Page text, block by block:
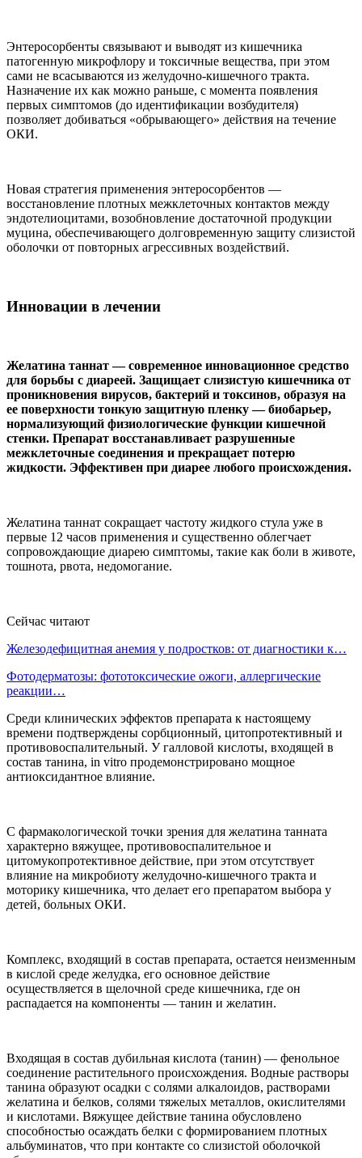
Энтеросорбенты связывают и выводят из кишечника
патогенную микрофлору и токсичные вещества, при этом
сами не всасываются из желудочно-кишечного тракта.
Назначение их как можно раньше, с момента появления
первых симптомов (до идентификации возбудителя)
позволяет добиваться «обрывающего» действия на течение
ОКИ.
Новая стратегия применения энтеросорбентов —
восстановление плотных межклеточных контактов между
эндотелиоцитами, возобновление достаточной продукции
муцина, обеспечивающего долговременную защиту слизистой
оболочки от повторных агрессивных воздействий.
Инновации в лечении
Желатина таннат — современное инновационное средство
для борьбы с диареей. Защищает слизистую кишечника от
проникновения вирусов, бактерий и токсинов, образуя на
ее поверхности тонкую защитную пленку — биобарьер,
нормализующий физиологические функции кишечной
стенки. Препарат восстанавливает разрушенные
межклеточные соединения и прекращает потерю
жидкости. Эффективен при диарее любого происхождения.
Желатина таннат сокращает частоту жидкого стула уже в
первые 12 часов применения и существенно облегчает
сопровождающие диарею симптомы, такие как боли в животе,
тошнота, рвота, недомогание.
Сейчас читают
Железодефицитная анемия у подростков: от диагностики к…
Фотодерматозы: фототоксические ожоги, аллергические
реакции…
Среди клинических эффектов препарата к настоящему
времени подтверждены сорбционный, цитопротективный и
противовоспалительный. У галловой кислоты, входящей в
состав танина, in vitro продемонстрировано мощное
антиоксидантное влияние.
С фармакологической точки зрения для желатина танната
характерно вяжущее, противовоспалительное и
цитомукопротективное действие, при этом отсутствует
влияние на микробиоту желудочно-кишечного тракта и
моторику кишечника, что делает его препаратом выбора у
детей, больных ОКИ.
Комплекс, входящий в состав препарата, остается неизменным
в кислой среде желудка, его основное действие
осуществляется в щелочной среде кишечника, где он
распадается на компоненты — танин и желатин.
Входящая в состав дубильная кислота (танин) — фенольное
соединение растительного происхождения. Водные растворы
танина образуют осадки с солями алкалоидов, растворами
желатина и белков, солями тяжелых металлов, окислителями
и кислотами. Вяжущее действие танина обусловлено
способностью осаждать белки с формированием плотных
альбуминатов, что при контакте со слизистой оболочкой